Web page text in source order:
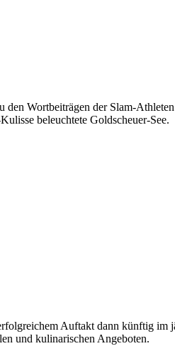
Wortbeiträgen der Slam-
beleuchtete Goldscheuer-See.
Auftakt dann künftig im
und kulinarischen Angeboten.